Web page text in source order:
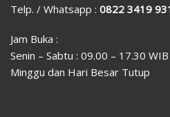
Telp. / Whatsapp : 0822 3419
Jam Buka :
Senin – Sabtu : 09.00 – 17.30 WIB
Minggu dan Hari Besar Tutup